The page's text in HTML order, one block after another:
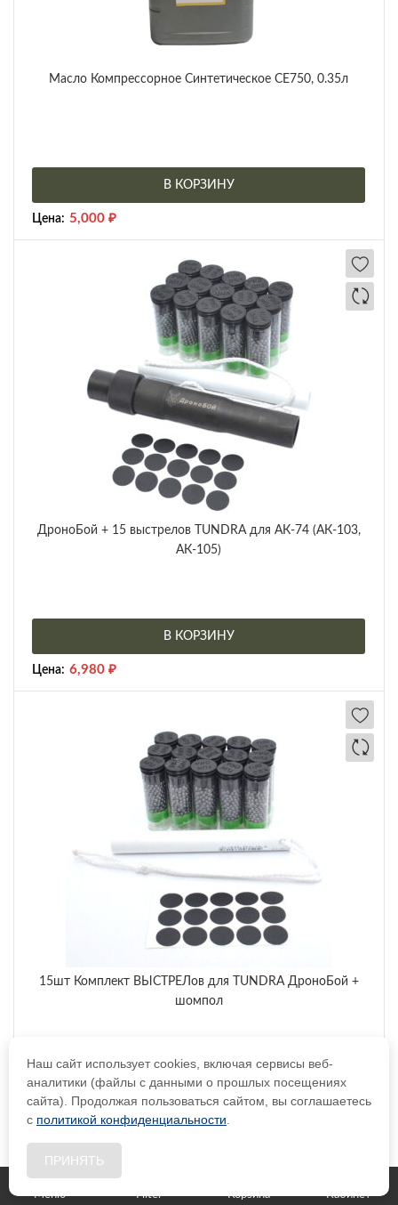
Масло Компрессорное Синтетическое CE750, 0.35л
В КОРЗИНУ
Цена: 5,000 ₽
ДроноБой + 15 выстрелов TUNDRA для АК-74 (АК-103,
АК-105)
В КОРЗИНУ
Цена: 6,980 ₽
15шт Комплект ВЫСТРЕЛов для TUNDRA ДроноБой +
шомпол
В КОРЗИНУ
Цена: 3,490₽
Меню Filter Корзина Кабинет
Наш сайт использует cookies, включая сервисы веб-
аналитики (файлы с данными о прошлых посещениях
сайта). Продолжая пользоваться сайтом, вы соглашаетесь
с политикой конфиденциальности
ПРИНЯТЬ